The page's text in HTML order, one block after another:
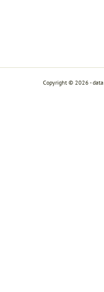
Copyright © 2026 -